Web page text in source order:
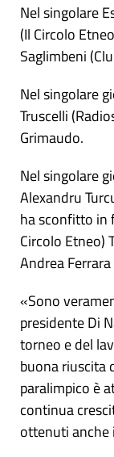
Nel singolare
(Il Circolo
Saglimbeni
Nel singolare
Truscelli
Grimaudo.
Nel singolare
Alexandru
ha sconfitto in
Circolo Etneo)
Andrea
«Sono
presidente Di
torneo e del
buona riuscita
paralimpico è
continua
ottenuti anche